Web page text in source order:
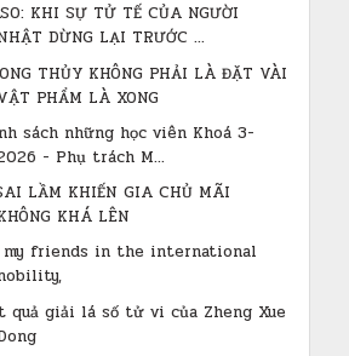
KHI SỰ TỬ TẾ CỦA NGƯỜI
DỪNG LẠI TRƯỚC ...
THỦY KHÔNG PHẢI LÀ ĐẶT VÀI
PHẨM LÀ XONG
sách những học viên Khoá 3-
- Phụ trách M...
LẦM KHIẾN GIA CHỦ MÃI
KHÁ LÊN
my friends in the international
quả giải lá số tử vi của Zheng Xue